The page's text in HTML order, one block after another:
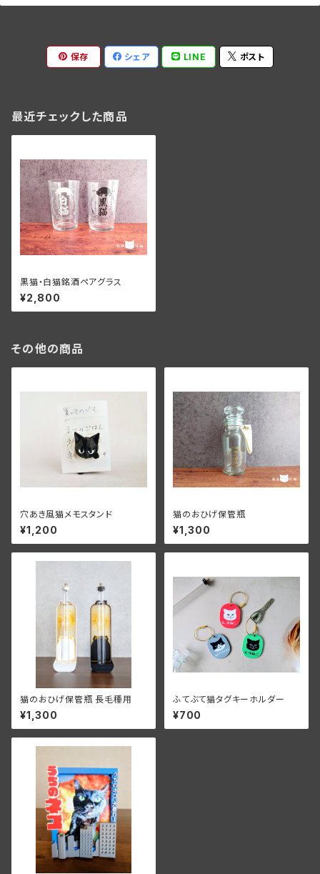
保存 シェア LINE ポスト
最近チェックした商品
黒猫・白猫銘酒ペアグラス
¥2,800
その他の商品
穴あき風猫メモスタンド
¥1,200
猫のおひげ保管瓶
¥1,300
猫のおひげ保管瓶 長毛種用
¥1,300
ふてぶて猫タグキーホルダー
¥700